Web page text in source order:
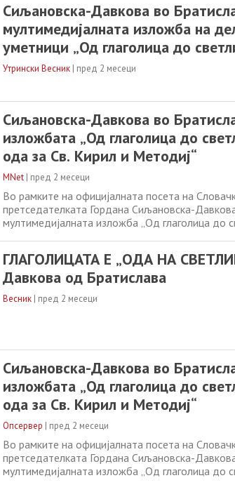
Сиљановска-Давкова во
мултимедијалната изложба на
уметници „Од глаголица до
за Св. Кирил и Методиј”
Утрински Весник | пред 2 месеци
Сиљановска-Давкова во
изложбата „Од глаголица до
ода за Св. Кирил и Методиј“
MNet | пред 2 месеци
Во рамките на официјалната посета на
претседателката Гордана Сиљановска-
мултимедијалната изложба „Од глаголица до
на светите браќа Кирил и Методиј и
на изложбата, Кирил
ГЛАГОЛИЦАТА Е „ОДА НА
Давкова од Братислава
Весник | пред 2 месеци
Сиљановска-Давкова во
изложбата „Од глаголица до
ода за Св. Кирил и Методиј“
Опсервер | пред 2 месеци
Во рамките на официјалната посета на
претседателката Гордана Сиљановска-
мултимедијалната изложба „Од глаголица до